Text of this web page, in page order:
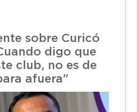
sobre Curicó
digo que
club, no es de
afuera"